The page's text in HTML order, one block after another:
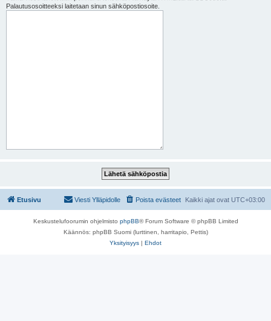
Palautusosoitteeksi laitetaan sinun sähköpostiosoite.
Etusivu Kaikki ajat ovat UTC+03:00
Poista evästeet
Viesti Ylläpidolle
Keskustelufoorumin ohjelmisto phpBB® Forum Software © phpBB Limited
Käännös: phpBB Suomi (lurttinen, harritapio, Pettis)
Yksityisyys | Ehdot